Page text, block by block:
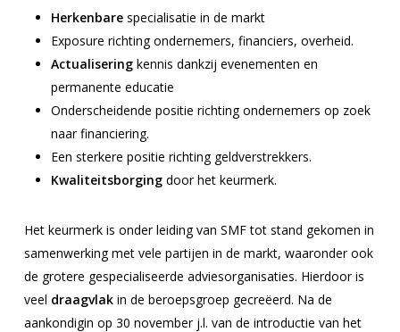
Herkenbarespecialisatie in de markt
Exposure richting ondernemers, financiers, overheid.
Actualiseringkennis dankzij evenementen en
permanente educatie
Onderscheidende positie richting ondernemers op zoek
naar financiering.
Een sterkere positie richting geldverstrekkers.
Kwaliteitsborging door het keurmerk.
Het keurmerk is onder leiding van SMF tot stand gekomen in
samenwerking met vele partijen in de markt, waaronder ook
de grotere gespecialiseerde adviesorganisaties. Hierdoor is
veel draagvlakin de beroepsgroep gecreëerd. Na de
aankondigin op 30 november j.l. van de introductie van het